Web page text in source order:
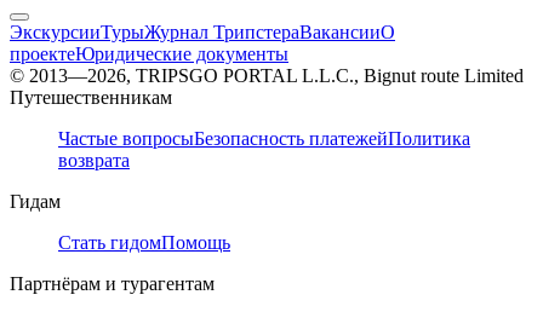
ЭкскурсииТурыЖурнал ТрипстераВакансииО
проектеЮридические документы
© 2013—2026, TRIPSGO PORTAL L.L.C., Bignut route Limited
Путешественникам
Частые вопросыБезопасность платежейПолитика
возврата
Гидам
Стать гидомПомощь
Партнёрам и турагентам